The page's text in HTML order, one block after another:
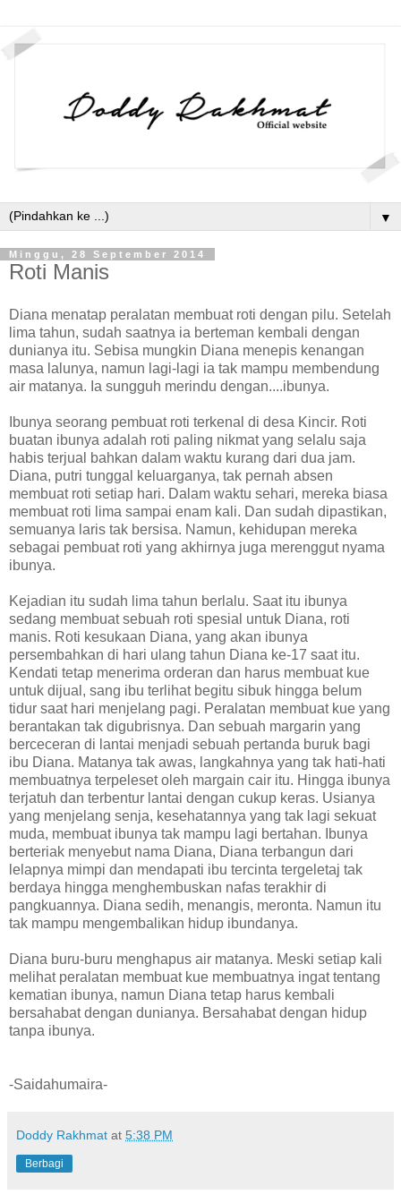
▼
Minggu, 28 September 2014
Roti Manis
Diana menatap peralatan membuat roti dengan pilu. Setelah
lima tahun, sudah saatnya ia berteman kembali dengan
dunianya itu. Sebisa mungkin Diana menepis kenangan
masa lalunya, namun lagi-lagi ia tak mampu membendung
air matanya. Ia sungguh merindu dengan....ibunya.
Ibunya seorang pembuat roti terkenal di desa Kincir. Roti
buatan ibunya adalah roti paling nikmat yang selalu saja
habis terjual bahkan dalam waktu kurang dari dua jam.
Diana, putri tunggal keluarganya, tak pernah absen
membuat roti setiap hari. Dalam waktu sehari, mereka biasa
membuat roti lima sampai enam kali. Dan sudah dipastikan,
semuanya laris tak bersisa. Namun, kehidupan mereka
sebagai pembuat roti yang akhirnya juga merenggut nyama
ibunya.
Kejadian itu sudah lima tahun berlalu. Saat itu ibunya
sedang membuat sebuah roti spesial untuk Diana, roti
manis. Roti kesukaan Diana, yang akan ibunya
persembahkan di hari ulang tahun Diana ke-17 saat itu.
Kendati tetap menerima orderan dan harus membuat kue
untuk dijual, sang ibu terlihat begitu sibuk hingga belum
tidur saat hari menjelang pagi. Peralatan membuat kue yang
berantakan tak digubrisnya. Dan sebuah margarin yang
berceceran di lantai menjadi sebuah pertanda buruk bagi
ibu Diana. Matanya tak awas, langkahnya yang tak hati-hati
membuatnya terpeleset oleh margain cair itu. Hingga ibunya
terjatuh dan terbentur lantai dengan cukup keras. Usianya
yang menjelang senja, kesehatannya yang tak lagi sekuat
muda, membuat ibunya tak mampu lagi bertahan. Ibunya
berteriak menyebut nama Diana, Diana terbangun dari
lelapnya mimpi dan mendapati ibu tercinta tergeletaj tak
berdaya hingga menghembuskan nafas terakhir di
pangkuannya. Diana sedih, menangis, meronta. Namun itu
tak mampu mengembalikan hidup ibundanya.
Diana buru-buru menghapus air matanya. Meski setiap kali
melihat peralatan membuat kue membuatnya ingat tentang
kematian ibunya, namun Diana tetap harus kembali
bersahabat dengan dunianya. Bersahabat dengan hidup
tanpa ibunya.
-Saidahumaira-
Doddy Rakhmat at 5:38 PM
Berbagi